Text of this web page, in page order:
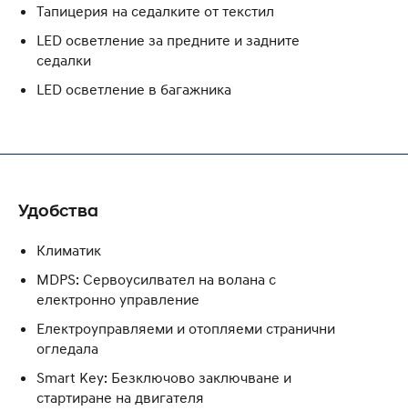
Тапицерия на седалките от текстил
LED осветление за предните и задните
седалки
LED осветление в багажника
Удобства
Климатик
MDPS: Сервоусилвател на волана с
електронно управлeние
Електроуправляеми и отопляеми странични
огледала
Smart Key: Безключово заключване и
стартиране на двигателя